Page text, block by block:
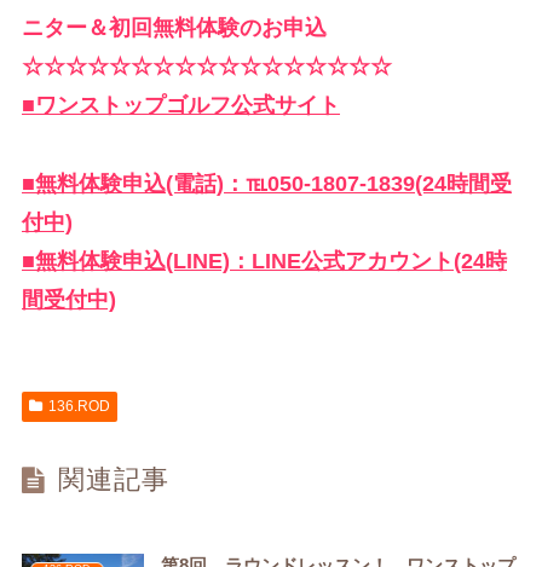
ニター＆初回無料体験のお申込
☆☆☆☆☆☆☆☆☆☆☆☆☆☆☆☆☆
■ワンストップゴルフ公式サイト
■無料体験申込(電話)：℡050-1807-1839(24時間受
付中)
■無料体験申込(LINE)：LINE公式アカウント(24時
間受付中)
136.ROD
関連記事